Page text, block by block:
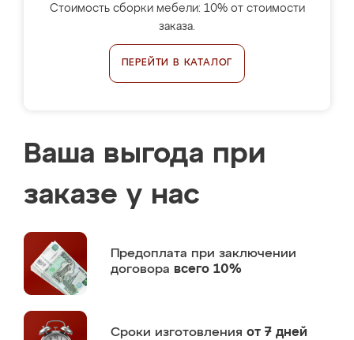
Стоимость сборки мебели: 10% от стоимости
заказа.
ПЕРЕЙТИ В КАТАЛОГ
Ваша выгода при
заказе у нас
Предоплата при заключении
договора всего 10%
Сроки изготовления от 7 дней